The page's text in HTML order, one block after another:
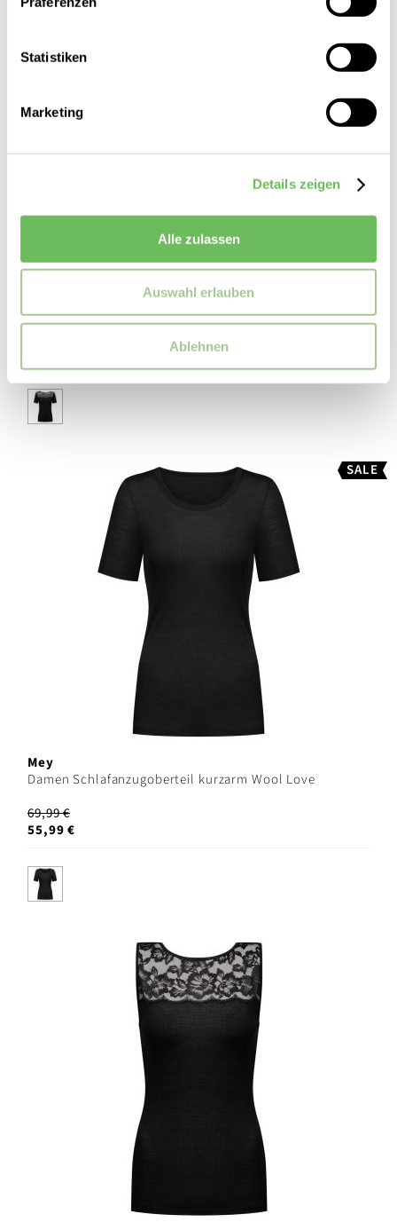
Statistiken
Marketing
Details zeigen
Alle zulassen
Auswahl erlauben
Ablehnen
Damen Schlafanzugoberteil kurzarm Wool Love
SALE
Mey
Damen Schlafanzugoberteil kurzarm Wool Love
69,99 €
55,99 €